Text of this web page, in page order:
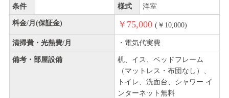
条件 様式 洋室
料金/月(保証金) ￥75,000 (￥10,000)
清掃費・光熱費/月 ・電気代実費
備考・部屋設備
机、イス、ベッドフレーム
（マットレス・布団なし）、
トイレ、洗面台、シャワー イ
ンターネット無料